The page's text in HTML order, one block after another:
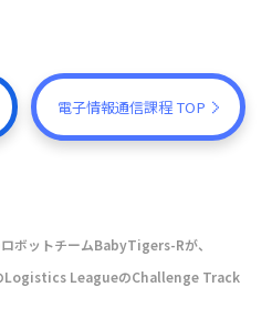
電子情報通信課程 TOP
ボットチームBabyTigers-Rが、
Logistics LeagueのChallenge Track